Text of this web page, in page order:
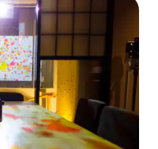
appréciés